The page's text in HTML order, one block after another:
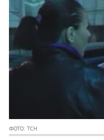
ФОТО: ТСН